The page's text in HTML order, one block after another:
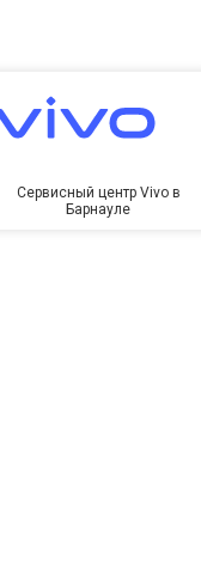
Сервисный центр Vivo в
Барнауле